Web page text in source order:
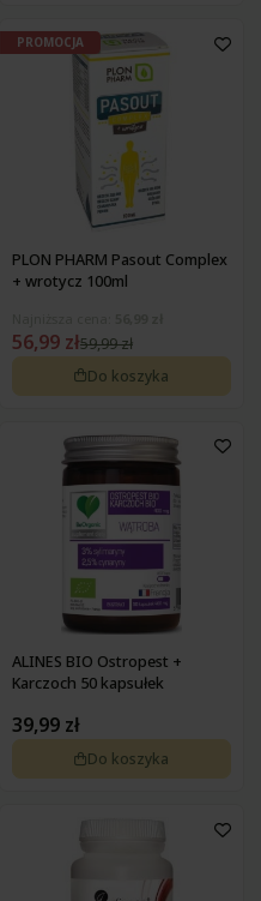
PROMOCJA
PLON PHARM Pasout Complex
+ wrotycz 100ml
56,99 zł59,99 zł
Do koszyka
ALINES BIO Ostropest +
Karczoch 50 kapsułek
39,99 zł
Do koszyka